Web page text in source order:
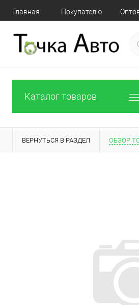
Главная Покупателю
Каталог товаров
ВЕРНУТЬСЯ В РАЗДЕЛ ОБЗОР